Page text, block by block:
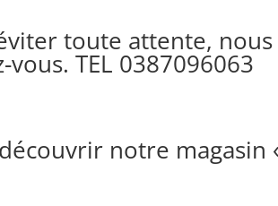
toute attente,
vous. TEL 0387096063
notre magasin